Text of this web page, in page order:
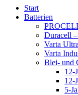
Start
Batterien
Duracell
Varta
Varta
Blei- und
12-
12-
5-